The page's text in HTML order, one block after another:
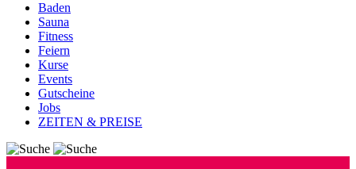
Baden
Sauna
Fitness
Feiern
Kurse
Events
Gutscheine
Jobs
ZEITEN & PREISE